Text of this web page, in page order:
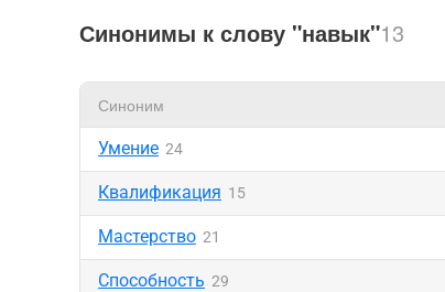
Синонимы к слову "навык"13
Синоним
Умение 24
Квалификация 15
Мастерство 21
Способность 29